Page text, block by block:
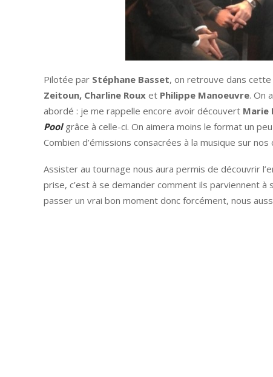
Pilotée par Stéphane Basset, on retrouve dans cette
Zeitoun, Charline Roux et Philippe Manoeuvre. On
abordé : je me rappelle encore avoir découvert Marie
Poolgrâce à celle-ci. On aimera moins le format un
Combien d’émissions consacrées à la musique sur
Assister au tournage nous aura permis de découvrir
prise, c’est à se demander comment ils parviennent
passer un vrai bon moment donc forcément, nous